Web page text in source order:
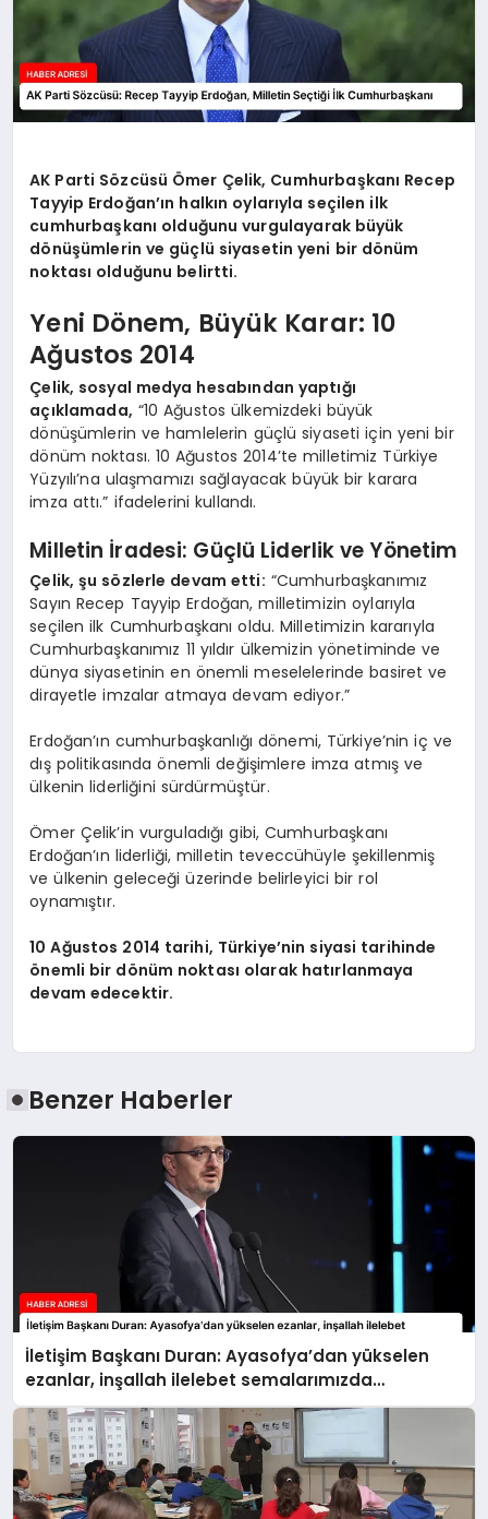
AK Parti Sözcüsü Ömer Çelik, Cumhurbaşkanı Recep
Tayyip Erdoğan’ın halkın oylarıyla seçilen ilk
cumhurbaşkanı olduğunu vurgulayarak büyük
dönüşümlerin ve güçlü siyasetin yeni bir dönüm
noktası olduğunu belirtti.
Yeni Dönem, Büyük Karar: 10
Ağustos 2014
Çelik, sosyal medya hesabından yaptığı
açıklamada, “10 Ağustos ülkemizdeki büyük
dönüşümlerin ve hamlelerin güçlü siyaseti için yeni bir
dönüm noktası. 10 Ağustos 2014’te milletimiz Türkiye
Yüzyılı’na ulaşmamızı sağlayacak büyük bir karara
imza attı.” ifadelerini kullandı.
Milletin İradesi: Güçlü Liderlik ve Yönetim
Çelik, şu sözlerle devam etti: “Cumhurbaşkanımız
Sayın Recep Tayyip Erdoğan, milletimizin oylarıyla
seçilen ilk Cumhurbaşkanı oldu. Milletimizin kararıyla
Cumhurbaşkanımız 11 yıldır ülkemizin yönetiminde ve
dünya siyasetinin en önemli meselelerinde basiret ve
dirayetle imzalar atmaya devam ediyor.”
Erdoğan’ın cumhurbaşkanlığı dönemi, Türkiye’nin iç ve
dış politikasında önemli değişimlere imza atmış ve
ülkenin liderliğini sürdürmüştür.
Ömer Çelik’in vurguladığı gibi, Cumhurbaşkanı
Erdoğan’ın liderliği, milletin teveccühüyle şekillenmiş
ve ülkenin geleceği üzerinde belirleyici bir rol
oynamıştır.
10 Ağustos 2014 tarihi, Türkiye’nin siyasi tarihinde
önemli bir dönüm noktası olarak hatırlanmaya
devam edecektir.
Benzer Haberler
İletişim Başkanı Duran: Ayasofya’dan yükselen
ezanlar, inşallah ilelebet semalarımızda
yankılanmaya devam edecektir